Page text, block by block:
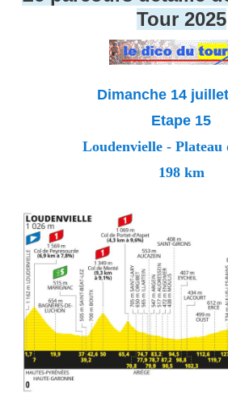
Tour 2025
Dimanche 14
Etape 15
Loudenvielle - Plateau
198 km